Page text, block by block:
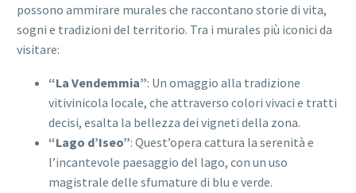
possono ammirare murales che raccontano storie di vita,
sogni e tradizioni del territorio. Tra i murales più iconici da
visitare:
“La Vendemmia”: Un omaggio alla tradizione
vitivinicola locale, che attraverso colori vivaci e tratti
decisi, esalta la bellezza dei vigneti della zona.
“Lago d’Iseo”: Quest’opera cattura la serenità e
l’incantevole paesaggio del lago, con un uso
magistrale delle sfumature di blu e verde.